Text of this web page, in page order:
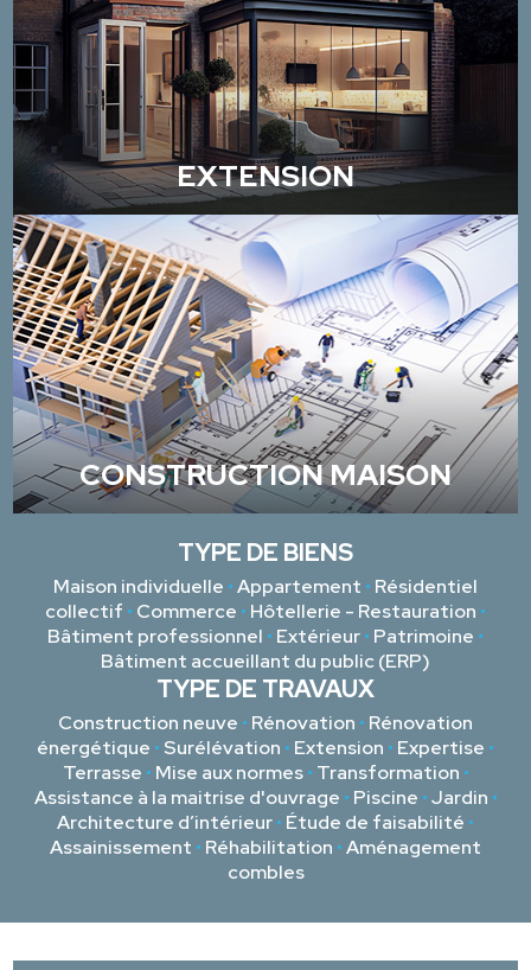
EXTENSION
CONSTRUCTION MAISON
TYPE DE BIENS
Maison individuelle •Appartement • Résidentiel
collectif • Commerce • Hôtellerie - Restauration •
Bâtiment professionnel • Extérieur• Patrimoine •
Bâtiment accueillant du public (ERP)
TYPE DE TRAVAUX
Construction neuve • Rénovation • Rénovation
énergétique • Surélévation • Extension • Expertise •
Terrasse • Mise aux normes • Transformation •
Assistance à la maitrise d'ouvrage • Piscine •Jardin •
Architecture d’intérieur• Étude de faisabilité •
Assainissement • Réhabilitation •Aménagement
combles